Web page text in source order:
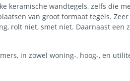
wandtegels, zelfs die
van groot formaat tegels.
rolt niet, smet niet. Daarnaast
in zowel woning-, hoog-, en